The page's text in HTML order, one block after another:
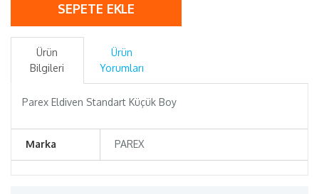
SEPETE EKLE
Ürün
Bilgileri
Ürün
Yorumları
Parex Eldiven Standart Küçük Boy
Marka PAREX